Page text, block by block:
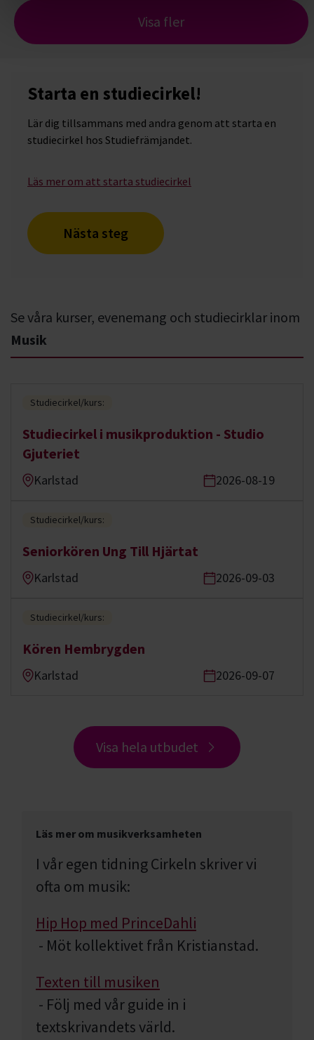
Visa fler
Starta en studiecirkel!
Lär dig tillsammans med andra genom att starta en
studiecirkel hos Studiefrämjandet.
Läs mer om att starta studiecirkel
Nästa steg
Se våra kurser, evenemang och studiecirklar inom
Musik
Studiecirkel/kurs:
Studiecirkel i musikproduktion - Studio
Gjuteriet
Karlstad 2026-08-19
Studiecirkel/kurs:
Seniorkören Ung Till Hjärtat
Karlstad 2026-09-03
Studiecirkel/kurs:
Kören Hembrygden
Karlstad 2026-09-07
Visa hela utbudet
Läs mer om musikverksamheten
I vår egen tidning Cirkeln skriver vi
ofta om musik:
Hip Hop med PrinceDahli
- Möt kollektivet från Kristianstad.
Texten till musiken
- Följ med vår guide in i
textskrivandets värld.